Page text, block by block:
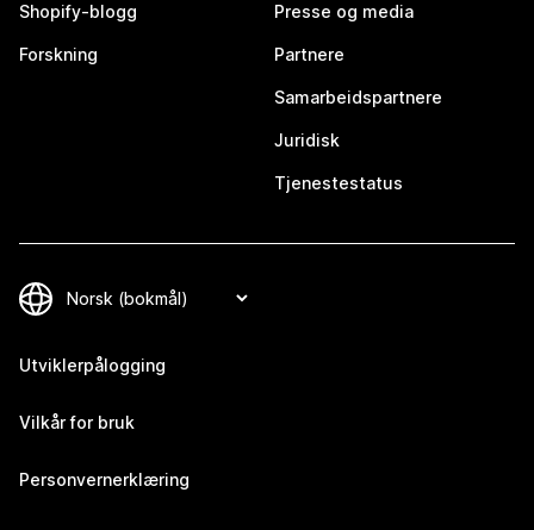
Shopify-blogg
Forskning
Presse og media
Partnere
Samarbeidspartnere
Juridisk
Tjenestestatus
Utviklerpålogging
Vilkår for bruk
Personvernerklæring